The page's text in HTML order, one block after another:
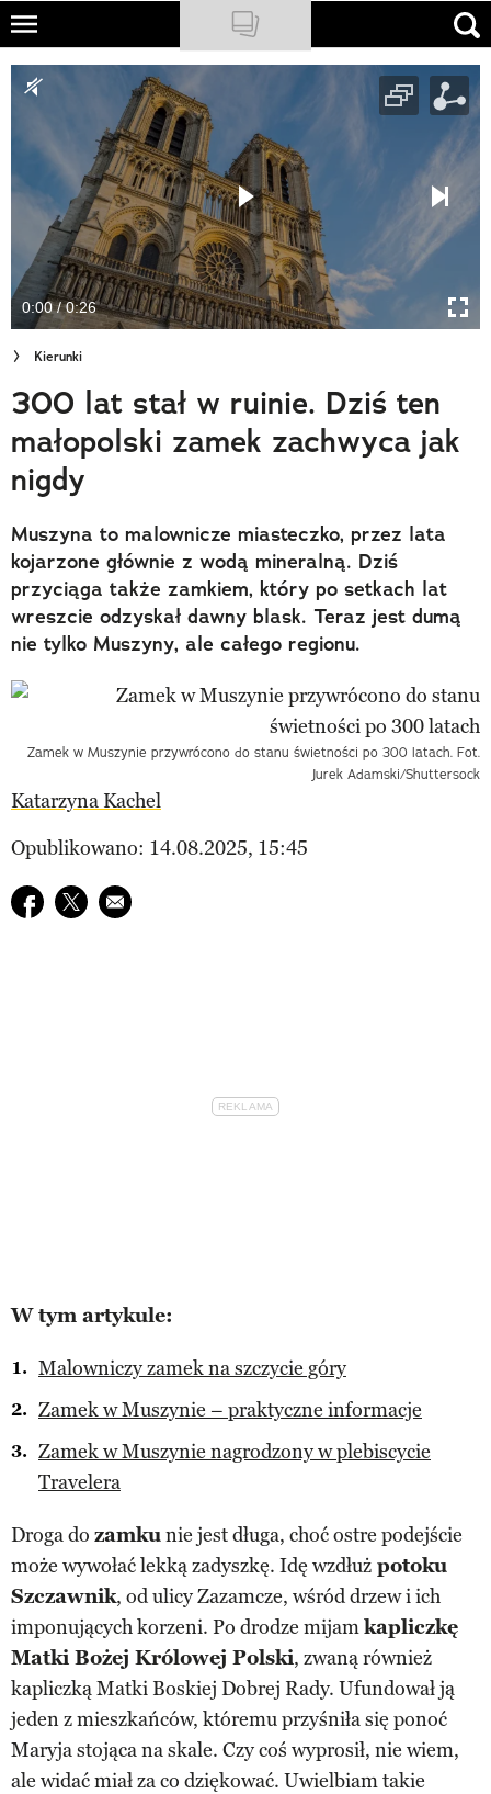
Skip
main
NATIONAL GEOGRAPHIC
PODCASTY
Sklep
Newsletter
Cuda Polski
Wielki Konkurs Fotograficzny
Trendbook Podróżniczy
Polecane
0:00 / 0:26
Kierunki
300 lat stał w ruinie. Dziś ten
małopolski zamek zachwyca jak
nigdy
Muszyna to malownicze miasteczko, przez lata
kojarzone głównie z wodą mineralną. Dziś
przyciąga także zamkiem, który po setkach lat
wreszcie odzyskał dawny blask. Teraz jest dumą
nie tylko Muszyny, ale całego regionu.
Zamek w Muszynie przywrócono do stanu świetności po 300 latach. Fot.
Jurek Adamski/Shuttersock
Katarzyna Kachel
Opublikowano: 14.08.2025, 15:45
Udostępnij na facebook
Udostępnij na twitter
E-mail do przyjaciela
W tym artykule:
Malowniczy zamek na szczycie góry
Zamek w Muszynie – praktyczne informacje
Zamek w Muszynie nagrodzony w plebiscycie
Travelera
Droga do zamkunie jest długa, choć ostre podejście
może wywołać lekką zadyszkę. Idę wzdłuż potoku
Szczawnik, od ulicy Zazamcze, wśród drzew i ich
imponujących korzeni. Po drodze mijamkapliczkę
Matki Bożej Królowej Polski, zwaną również
kapliczką Matki Boskiej Dobrej Rady. Ufundował ją
jeden z mieszkańców, któremu przyśniła się ponoć
Maryja stojąca na skale. Czy coś wyprosił, nie wiem,
ale widać miał za co dziękować. Uwielbiam takie